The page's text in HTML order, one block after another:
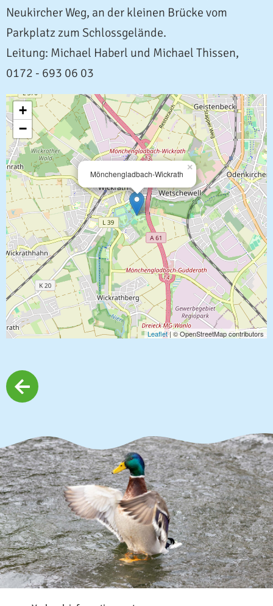
Neukircher Weg, an der kleinen Brücke vom
Parkplatz zum Schlossgelände.
Leitung: Michael Haberl und Michael Thissen,
0172 - 693 06 03
Mönchengladbach-Wickrath
×
+
−
Leaflet| © OpenStreetMap contributors